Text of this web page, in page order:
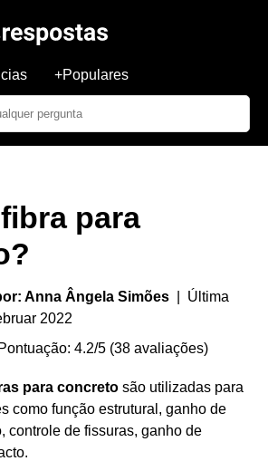
+Populares
para
Anna Ângela Simões | Última
2022
Pontuação: 4.2/5 (38 avaliações)
para concreto são utilizadas para
como função estrutural, ganho de
controle de fissuras, ganho de